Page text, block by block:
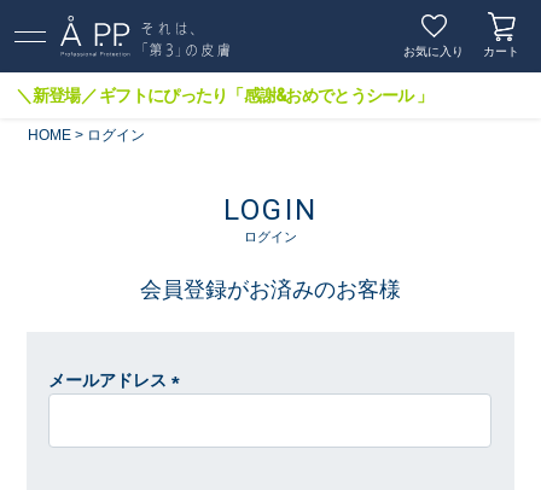
お気に入り カート
＼新登場／ ギフトにぴったり「感謝&おめでとうシール 」
HOME ログイン
LOGIN
ログイン
会員登録がお済みのお客様
メールアドレス